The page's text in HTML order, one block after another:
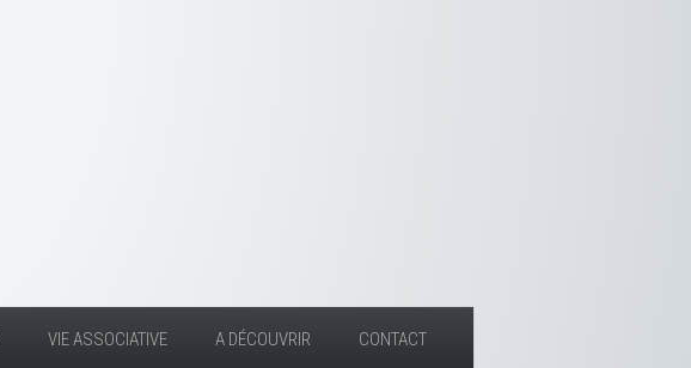
VIE ASSOCIATIVE A DÉCOUVRIR CONTACT